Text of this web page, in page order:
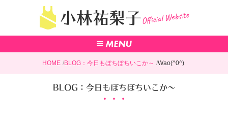
小林祐梨子Official Website
HOME BLOG：今日もぼちぼちいこか～ Wao(^0^)
BLOG：今日もぼちぼちいこか～